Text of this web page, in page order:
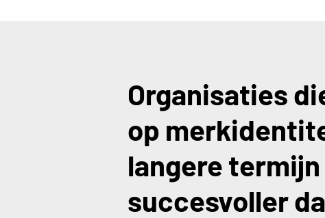
Organisaties
op
langere termijn
succesvoller